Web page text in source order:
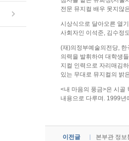
전문 뮤지컬 배우 못지않
시상식으로 달아오른 열
사회자인 이석준, 김수정
(재)의정부예술의전당,
의력을 발휘하여 대학생
지컬 인력으로 자리매김
있는 무대로 뮤지컬의 밝
<내 마음의 풍금>은 시골
내용으로 다루며. 1999년
이전글 본부관 정보